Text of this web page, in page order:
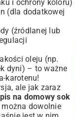
i ochrony koloru)
(dla dodatkowej
(źródlanej lub
oleju (np.
dyni) – to ważne
karotenu!
ale jak zaraz
na domowy sok
można dowolnie